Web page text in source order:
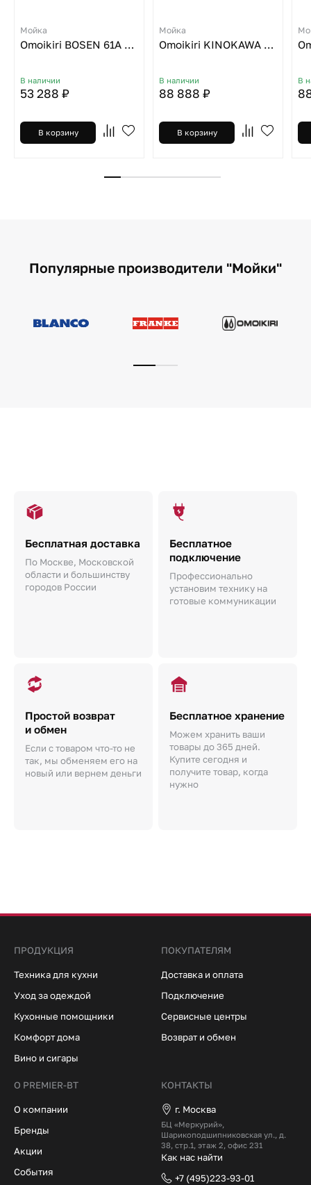
Мойка
Omoikiri BOSEN 61A MO
В наличии
53 288 ₽
В корзину
Мойка
Omoikiri KINOKAWA 60 GB
В наличии
88 888 ₽
В корзину
В
Популярные производители "Мойки"
Бесплатная доставка
По Москве, Московской
области и большинству
городов России
Бесплатное
подключение
Профессионально
установим технику на
готовые коммуникации
Простой возврат
и обмен
Если с товаром что-то не
так, мы обменяем его на
новый или вернем деньги
Бесплатное хранение
Можем хранить ваши
товары до 365 дней.
Купите сегодня и
получите товар, когда
нужно
ПРОДУКЦИЯ
Техника для кухни
Уход за одеждой
Кухонные помощники
Комфорт дома
Вино и сигары
ПОКУПАТЕЛЯМ
Доставка и оплата
Подключение
Сервисные центры
Возврат и обмен
О PREMIER-BT
О компании
Бренды
Акции
События
КОНТАКТЫ
г. Москва
БЦ «Меркурий»,
Шарикоподшипниковская ул., д.
38, стр.1, этаж 2, офис 231
Как нас найти
+7 (495)223-93-01